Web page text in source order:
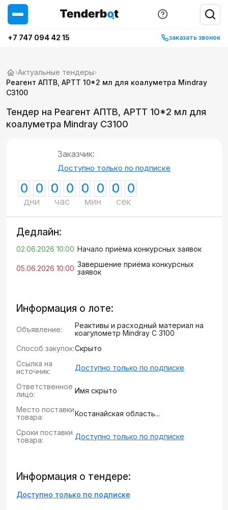
+7 747 094 42 15 заказать звонок
›Актуальные тендеры›
Реагент АПТВ, АРТТ 10*2 мл для коалуметра Mindray
C3100
Тендер на Реагент АПТВ, АРТТ 10*2 мл для
коалуметра Mindray C3100
Заказчик:
Доступно только по подписке
0 0
дни
0 0
час
0 0
мин
0 0
сек
Дедлайн:
02.06.2026 10:00 Начало приёма конкурсных заявок
05.06.2026 10:00 Завершение приёма конкурсных
заявок
Информация о лоте:
Объявление:
Реактивы и расходный материал на
коагулометр Mindray C 3100
Способ закупок:Скрыто
Ссылка на
источник:
Доступно только по подписке
Ответственное
лицо:
Имя скрыто
Место поставки
товара:
Костанайская область...
Сроки поставки
товара:
Доступно только по подписке
Информация о тендере:
Доступно только по подписке